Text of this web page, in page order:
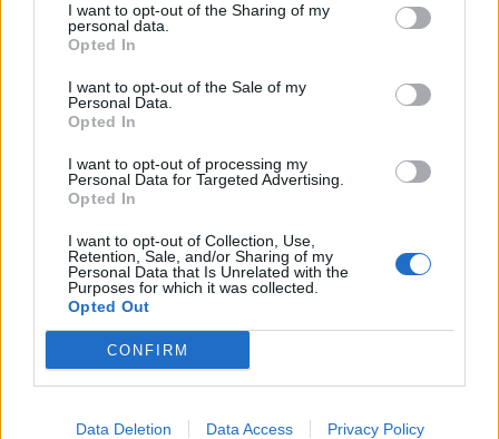
I want to opt-out of the Sharing of my
personal data.
Opted In
I want to opt-out of the Sale of my
Personal Data.
Opted In
I want to opt-out of processing my
Personal Data for Targeted Advertising.
Opted In
I want to opt-out of Collection, Use,
Retention, Sale, and/or Sharing of my
Personal Data that Is Unrelated with the
Purposes for which it was collected.
Opted Out
CONFIRM
Data Deletion Data Access Privacy Policy
Η συμφωνία Arval-Athlon αναδιαμορφώνει την αγορά leasing
VW: Η δύσκολη εξίσωση της
αναδιάρθρωσης
ESG Report 2025: Πώς η ΑΒ Βασιλόπουλος μετατρέπει τη
βιωσιμότητα σε καθημερινή πράξη
Stoiximan: «Πού ήσουν;» στις μεγάλες στιγμές του Ολυμπιακού